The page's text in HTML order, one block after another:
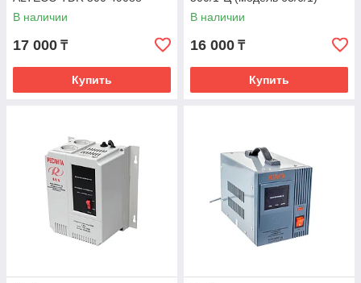
В наличии
17 000 ₸
Купить
В наличии
16 000 ₸
Купить